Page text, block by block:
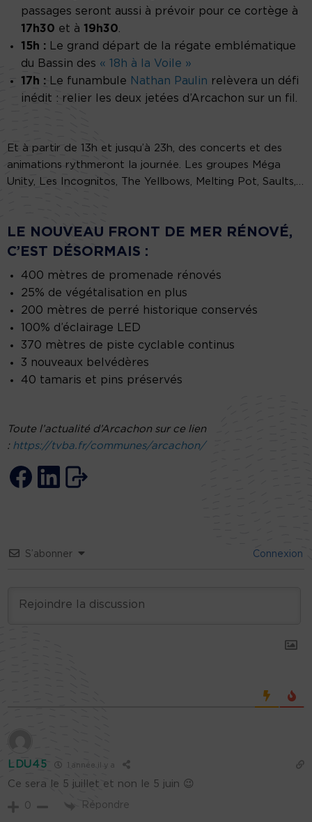
passages seront aussi à prévoir pour ce cortège à
17h30 et à 19h30
15h : Le grand départ de la régate emblématique
du Bassin des « 18h à la Voile »
17h : Le funambule Nathan Paulin relèvera un défi
inédit : relier les deux jetées d’Arcachon sur un fil.
Et à partir de 13h et jusqu’à 23h, des concerts et des
animations rythmeront la journée. Les groupes Méga
Unity, Les Incognitos, The Yellbows, Melting Pot, Saults,…
LE NOUVEAU FRONT DE MER RÉNOVÉ,
C’EST DÉSORMAIS :
400 mètres de promenade rénovés
25% de végétalisation en plus
200 mètres de perré historique conservés
100% d’éclairage LED
370 mètres de piste cyclable continus
3 nouveaux belvédères
40 tamaris et pins préservés
Toute l’actualité d’Arcachon sur ce lien
:https://tvba.fr/communes/arcachon/
S’abonner Connexion
LDU45 1 année il y a
Ce sera le 5 juillet et non le 5 juin 😉
0 Répondre